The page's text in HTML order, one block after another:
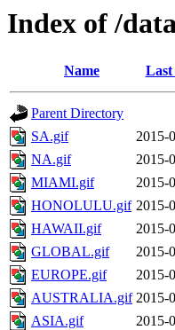
Index of /
Name Last
Parent Directory
SA.gif
2015-
NA.gif
2015-
MIAMI.gif
2015-
HONOLULU.gif 2015-
HAWAII.gif
2015-
GLOBAL.gif
2015-
EUROPE.gif
2015-
AUSTRALIA.gif 2015-
ASIA.gif
2015-